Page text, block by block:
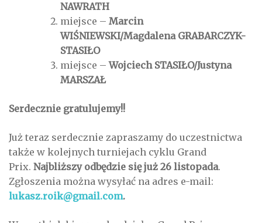
NAWRATH
miejsce – Marcin
WIŚNIEWSKI/Magdalena GRABARCZYK-
STASIŁO
miejsce – Wojciech STASIŁO/Justyna
MARSZAŁ
Serdecznie gratulujemy!!
Już teraz serdecznie zapraszamy do uczestnictwa
także w kolejnych turniejach cyklu Grand
Prix. Najbliższy odbędzie się już 26 listopada.
Zgłoszenia można wysyłać na adres e-mail:
lukasz.roik@gmail.com.